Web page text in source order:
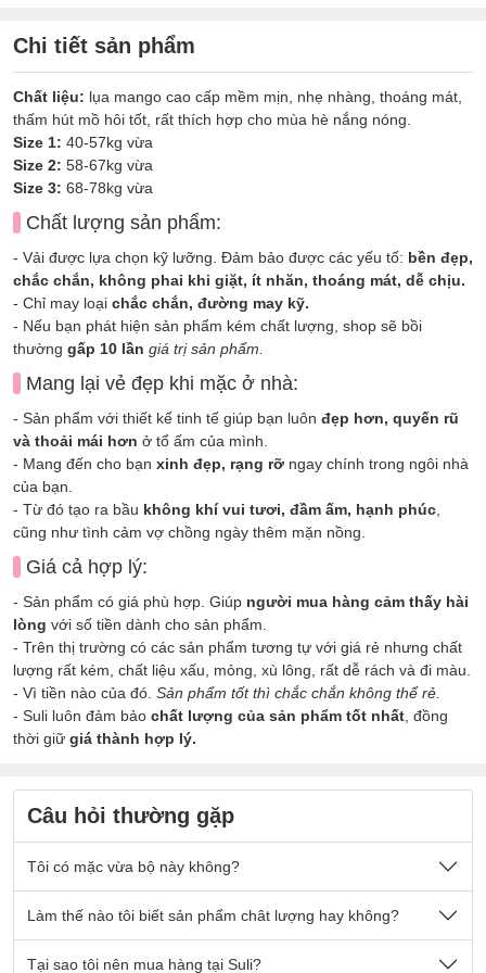
Chi tiết sản phẩm
Chất liệu: lụa mango cao cấp mềm mịn, nhẹ nhàng, thoáng mát,
thấm hút mồ hôi tốt, rất thích hợp cho mùa hè nắng nóng.
Size 1: 40-57kg vừa
Size 2: 58-67kg vừa
Size 3: 68-78kg vừa
Chất lượng sản phẩm:
- Vải được lựa chọn kỹ lưỡng. Đảm bảo được các yếu tố: bền đẹp,
chắc chắn, không phai khi giặt, ít nhăn, thoáng mát, dễ chịu.
- Chỉ may loại chắc chắn, đường may kỹ.
- Nếu bạn phát hiện sản phẩm kém chất lượng, shop sẽ bồi
thường gấp 10 lần giá trị sản phẩm.
Mang lại vẻ đẹp khi mặc ở nhà:
- Sản phẩm với thiết kế tinh tế giúp bạn luôn đẹp hơn, quyến rũ
và thoải mái hơn ở tổ ấm của mình.
- Mang đến cho bạn xinh đẹp, rạng rỡ ngay chính trong ngôi nhà
của bạn.
- Từ đó tạo ra bầu không khí vui tươi, đầm ấm, hạnh phúc
cũng như tình cảm vợ chồng ngày thêm mặn nồng.
Giá cả hợp lý:
- Sản phẩm có giá phù hợp. Giúp người mua hàng cảm thấy hài
lòng với số tiền dành cho sản phẩm.
- Trên thị trường có các sản phẩm tương tự với giá rẻ nhưng chất
lượng rất kém, chất liệu xấu, mỏng, xù lông, rất dễ rách và đi màu.
- Vì tiền nào của đó. Sản phẩm tốt thì chắc chắn không thể rẻ.
- Suli luôn đảm bảo chất lượng của sản phẩm tốt nhất , đồng
thời giữ giá thành hợp lý.
Câu hỏi thường gặp
Tôi có mặc vừa bộ này không?
Nếu quý khách có cân nặng nằm trong số kg ở mô tả sản
phẩm thì sẽ mặc vừa đẹp ạ.
Sản phẩm được thiết kế thoải mái phù hợp cho tất cả mọi
Làm thế nào tôi biết sản phẩm chât lượng hay không?
- Chất vải tại Suli luôn làchất vải loại 1 cao cấp
Tại sao tôi nên mua hàng tại Suli?